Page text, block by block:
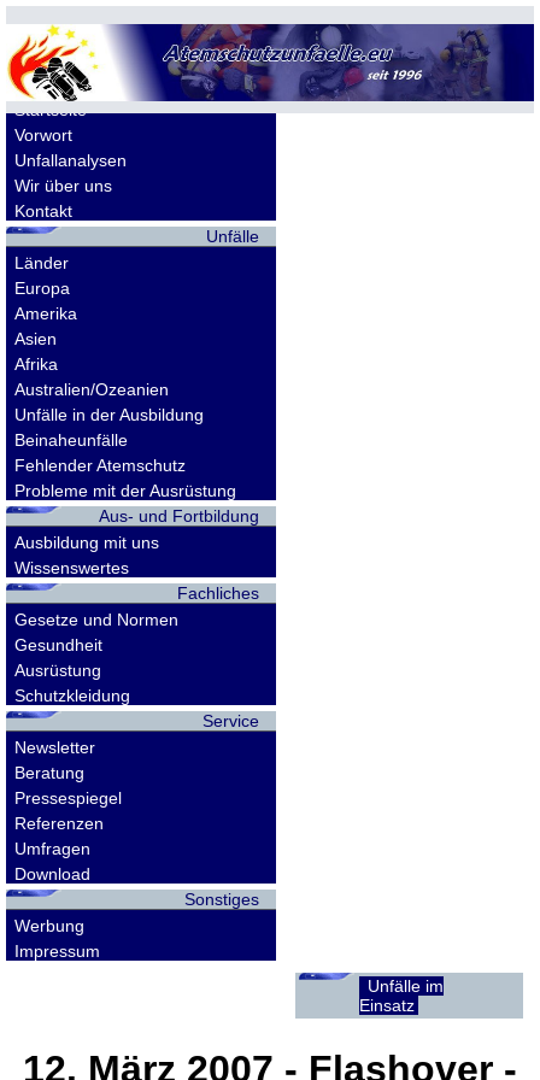
Allgemeines
Startseite
Vorwort
Unfallanalysen
Wir über uns
Kontakt
Unfälle
Länder
Europa
Amerika
Asien
Afrika
Australien/Ozeanien
Unfälle in der Ausbildung
Beinaheunfälle
Fehlender Atemschutz
Probleme mit der Ausrüstung
Aus- und Fortbildung
Ausbildung mit uns
Wissenswertes
Fachliches
Gesetze und Normen
Gesundheit
Ausrüstung
Schutzkleidung
Service
Newsletter
Beratung
Pressespiegel
Referenzen
Umfragen
Download
Sonstiges
Werbung
Impressum
Unfälle im
Einsatz
12. März 2007 - Flashover -